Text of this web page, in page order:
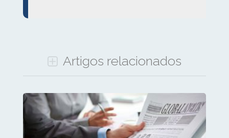
Artigos relacionados